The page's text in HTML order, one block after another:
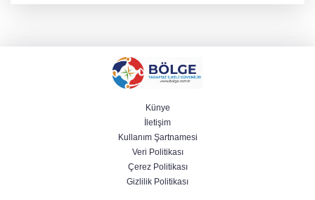
Künye
İletişim
Kullanım Şartnamesi
Veri Politikası
Çerez Politikası
Gizlilik Politikası